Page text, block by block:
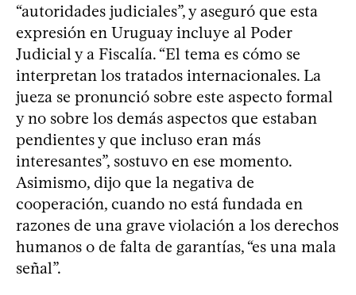
“autoridades judiciales”, y aseguró que esta
expresión en Uruguay incluye al Poder
Judicial y a Fiscalía. “El tema es cómo se
interpretan los tratados internacionales. La
jueza se pronunció sobre este aspecto formal
y no sobre los demás aspectos que estaban
pendientes y que incluso eran más
interesantes”, sostuvo en ese momento.
Asimismo, dijo que la negativa de
cooperación, cuando no está fundada en
razones de una grave violación a los derechos
humanos o de falta de garantías, “es una mala
señal”.